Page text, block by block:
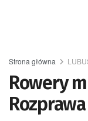
Strona główna
Rowery